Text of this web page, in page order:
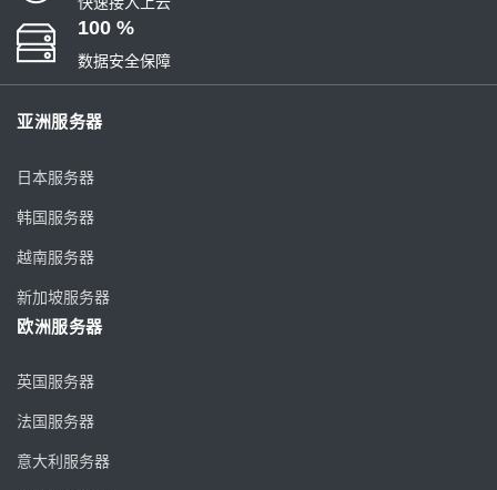
100 %
数据安全保障
亚洲服务器
日本服务器
韩国服务器
越南服务器
新加坡服务器
欧洲服务器
英国服务器
法国服务器
意大利服务器